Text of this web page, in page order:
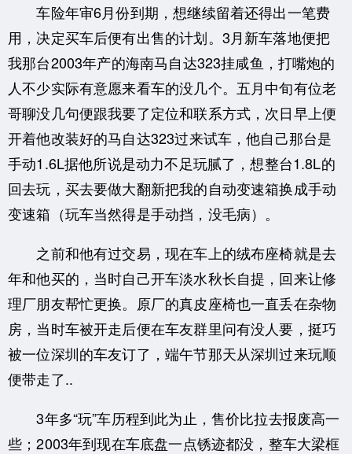
车险年审6月份到期，想继续留着还得出一笔费
用，决定买车后便有出售的计划。3月新车落地便把
我那台2003年产的海南马自达323挂咸鱼，打嘴炮的
人不少实际有意愿来看车的没几个。五月中旬有位老
哥聊没几句便跟我要了定位和联系方式，次日早上便
开着他改装好的马自达323过来试车，他自己那台是
手动1.6L据他所说是动力不足玩腻了，想整台1.8L的
回去玩，买去要做大翻新把我的自动变速箱换成手动
变速箱（玩车当然得是手动挡，没毛病）。
之前和他有过交易，现在车上的绒布座椅就是去
年和他买的，当时自己开车淡水秋长自提，回来让修
理厂朋友帮忙更换。原厂的真皮座椅也一直丢在杂物
房，当时车被开走后便在车友群里问有没人要，挺巧
被一位深圳的车友订了，端午节那天从深圳过来玩顺
便带走了..
3年多“玩”车历程到此为止，售价比拉去报废高一
些；2003年到现在车底盘一点锈迹都没，整车大梁框